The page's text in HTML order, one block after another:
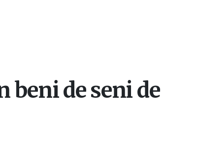
beni de seni de